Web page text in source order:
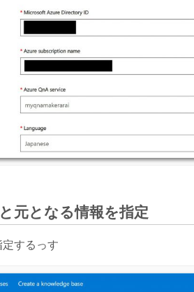
元となる情報を指定
するっす